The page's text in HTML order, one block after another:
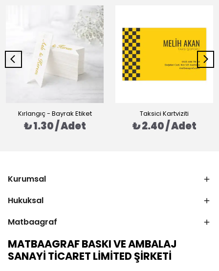
Kırlangıç - Bayrak Etiket
₺ 1.30 / Adet
Taksici Kartviziti
₺ 2.40 / Adet
Kurumsal
Hukuksal
Matbaagraf
MATBAAGRAF BASKI VE AMBALAJ
SANAYİ TİCARET LİMİTED ŞİRKETİ